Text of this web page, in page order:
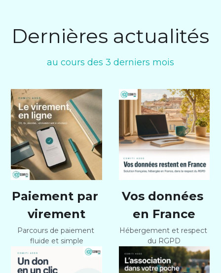
Dernières actualités
au cours des 3 derniers mois
Paiement par
virement
Parcours de paiement
fluide et simple
Vos données
en France
Hébergement et respect
du RGPD